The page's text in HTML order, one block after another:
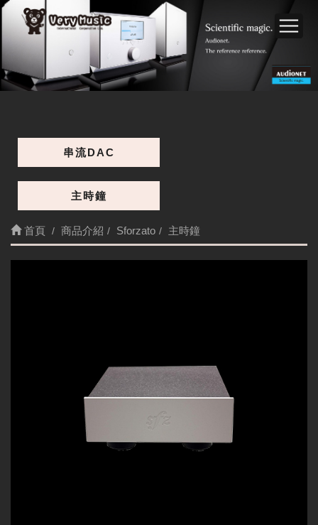
串流DAC
主時鐘
首頁 商品介紹 Sforzato 主時鐘